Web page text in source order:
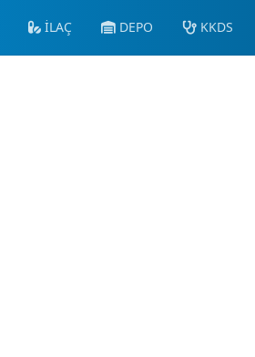
İLAÇ DEPO KKDS